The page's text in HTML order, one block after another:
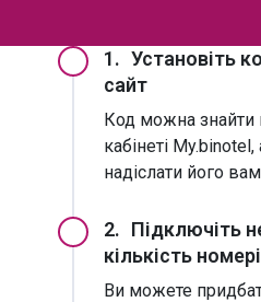
1. Установіть
сайт
Код можна знайти
кабінеті
надіслати його
2. Підключіть
кількість
Ви можете